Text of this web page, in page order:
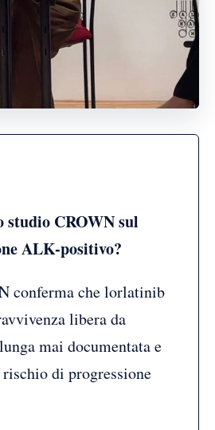
studio CROWN sul
ALK-positivo?
conferma che lorlatinib
libera da
mai documentata e
di progressione